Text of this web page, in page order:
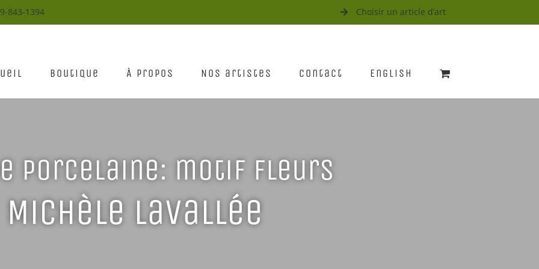
843-1394 Choisir un article d’art
Boutique À propos Nos artistes Contact English
porcelaine: motif fleurs
Michèle Lavallée